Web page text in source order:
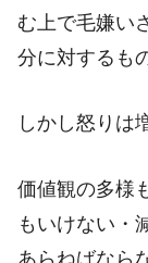
む上で毛嫌い
分に対するも
しかし怒りは
価値観の多様
もいけない・